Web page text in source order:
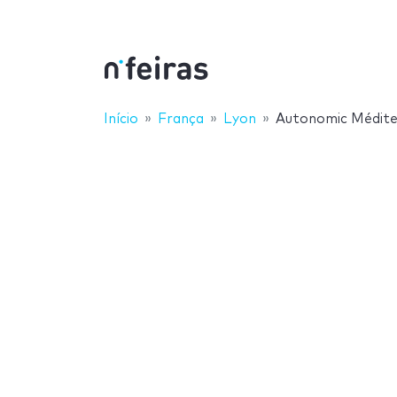
Início França Lyon Autonomic